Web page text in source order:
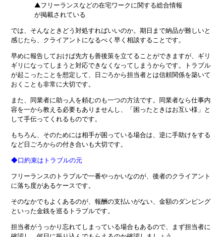
▲フリーランスなどの在宅ワークに関する総合情報
が掲載されている
では、そんなときどう対処すればいいのか。期日まで納品が難しいと
感じたら、クライアントになるべく早く相談することです。
早めに報告しておけば先方も善後策を立てることができますが、ギリ
ギリになってしまうと対応できなくなってしまうからです。トラブル
が起こったことを想定して、日ごろから担当者とは信頼関係を築いて
おくことも非常に大切です。
また、同業者に助っ人を頼むのも一つの方法です。同業者なら仕事内
容を一から教える必要もありませんし、「困ったときはお互い様」と
して手伝ってくれるものです。
もちろん、そのためには相手が困っている場合は、逆に手助けをする
など日ごろからの付き合いも大切です。
◆口約束はトラブルの元
フリーランスのトラブルで一番やっかいなのが、後者のクライアント
に落ち度があるケースです。
そのなかでもよくあるのが、報酬の支払いがない、金額のダンピング
といった金銭を巡るトラブルです。
担当者がうっかり忘れてしまっている場合もあるので、まず担当者に